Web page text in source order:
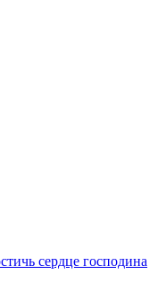
сердце господина